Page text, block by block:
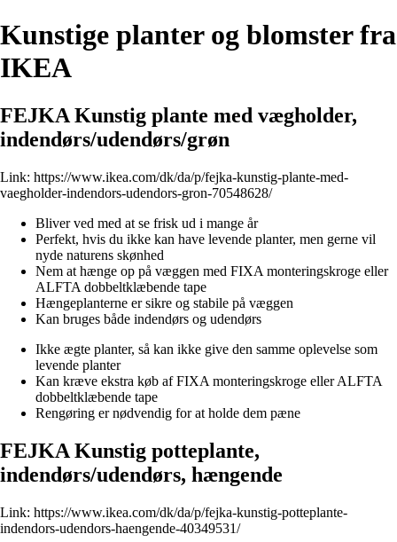
Kunstige planter og blomster fra
IKEA
FEJKA Kunstig plante med vægholder,
indendørs/udendørs/grøn
Link: https://www.ikea.com/dk/da/p/fejka-kunstig-plante-med-
vaegholder-indendors-udendors-gron-70548628/
Bliver ved med at se frisk ud i mange år
Perfekt, hvis du ikke kan have levende planter, men gerne vil
nyde naturens skønhed
Nem at hænge op på væggen med FIXA monteringskroge eller
ALFTA dobbeltklæbende tape
Hængeplanterne er sikre og stabile på væggen
Kan bruges både indendørs og udendørs
Ikke ægte planter, så kan ikke give den samme oplevelse som
levende planter
Kan kræve ekstra køb af FIXA monteringskroge eller ALFTA
dobbeltklæbende tape
Rengøring er nødvendig for at holde dem pæne
FEJKA Kunstig potteplante,
indendørs/udendørs, hængende
Link: https://www.ikea.com/dk/da/p/fejka-kunstig-potteplante-
indendors-udendors-haengende-40349531/